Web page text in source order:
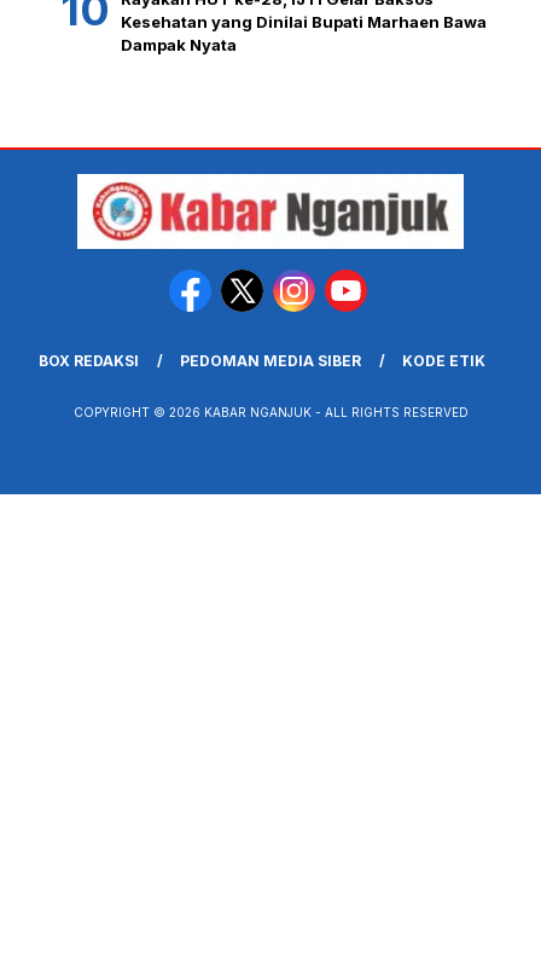
Kesehatan yang Dinilai Bupati Marhaen Bawa
Dampak Nyata
BOX REDAKSI PEDOMAN MEDIA SIBER KODE ETIK
COPYRIGHT © 2026 KABAR NGANJUK - ALL RIGHTS RESERVED